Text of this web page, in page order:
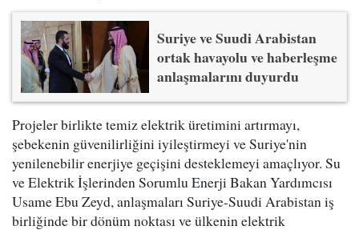
Suriye ve Suudi Arabistan
ortak havayolu ve haberleşme
anlaşmalarını duyurdu
Projeler birlikte temiz elektrik üretimini artırmayı,
şebekenin güvenilirliğini iyileştirmeyi ve Suriye'nin
yenilenebilir enerjiye geçişini desteklemeyi amaçlıyor. Su
ve Elektrik İşlerinden Sorumlu Enerji Bakan Yardımcısı
Usame Ebu Zeyd, anlaşmaları Suriye-Suudi Arabistan iş
birliğinde bir dönüm noktası ve ülkenin elektrik